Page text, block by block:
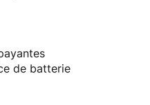
de batterie